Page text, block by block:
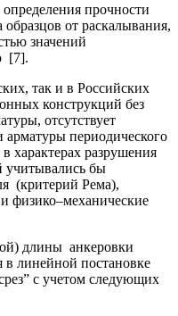
прочности
от раскалывания,
значений
[7].
так и в Российских
конструкций без
отсутствует
арматуры периодического
характерах разрушения
учитывались бы
(критерий Рема),
и физико–механические
длины анкеровки
в линейной постановке
с учетом следующих